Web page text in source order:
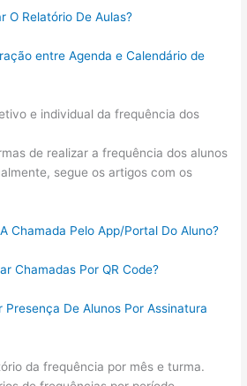
O Relatório De Aulas?
entre Agenda e Calendário de
e individual da frequência dos
de realizar a frequência dos alunos
segue os artigos com os
Chamada Pelo App/Portal Do Aluno?
Chamadas Por QR Code?
Presença De Alunos Por Assinatura
da frequência por mês e turma.